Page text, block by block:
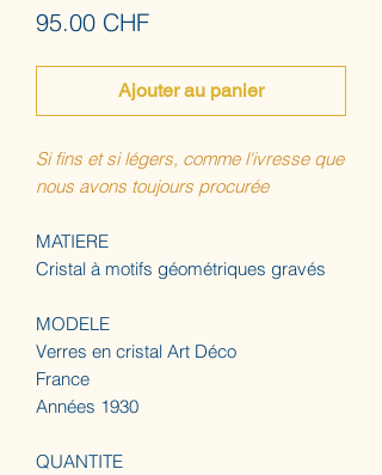
95.00 CHFPrix
Ajouter au panier
Si fins et si légers, comme l'ivresse que
nous avons toujours procurée
MATIERE
Cristal à motifs géométriques gravés
MODELE
Verres en cristal Art Déco
France
Années 1930
QUANTITE